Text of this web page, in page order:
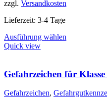
zzgl. Versandkosten
Lieferzeit: 3-4 Tage
Ausführung wählen
Varianten
auf.
Die
Quick view
Gefahrzeichen für
Gefahrzeichen,